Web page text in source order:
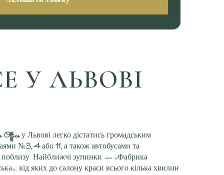
У ЛЬВОВІ
Officeу Львові легко дістатись громадським
№3, 4або11,а також автобусами та
Найближчі зупинки — «Фабрика
від яких до салону краси всього кілька хвилин